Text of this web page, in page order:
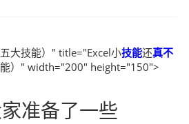
大技能）" title="Excel小技能还真不
）" width="200" height="150">
准备了一些